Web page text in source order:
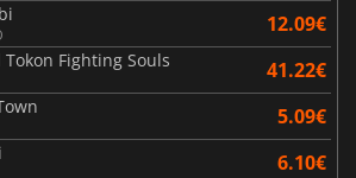
12.09€
Tokon Fighting Souls 41.22€
5.09€
6.10€